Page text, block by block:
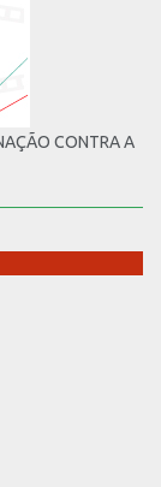
CONTRA A